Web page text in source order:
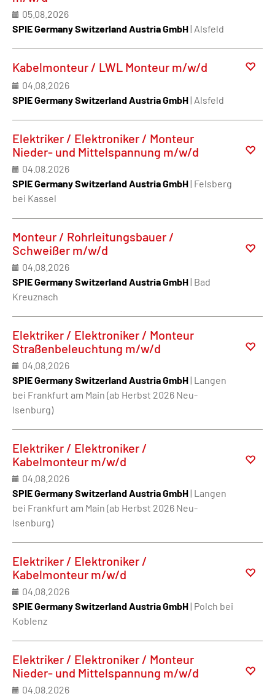
05.08.2026
SPIE Germany Switzerland Austria GmbH| Alsfeld
Kabelmonteur / LWL Monteur m/w/d
04.08.2026
SPIE Germany Switzerland Austria GmbH| Alsfeld
Elektriker / Elektroniker / Monteur
Nieder- und Mittelspannung m/w/d
04.08.2026
SPIE Germany Switzerland Austria GmbH| Felsberg
bei Kassel
Monteur / Rohrleitungsbauer /
Schweißer m/w/d
04.08.2026
SPIE Germany Switzerland Austria GmbH| Bad
Kreuznach
Elektriker / Elektroniker / Monteur
Straßenbeleuchtung m/w/d
04.08.2026
SPIE Germany Switzerland Austria GmbH| Langen
bei Frankfurt am Main (ab Herbst 2026 Neu-
Isenburg)
Elektriker / Elektroniker /
Kabelmonteur m/w/d
04.08.2026
SPIE Germany Switzerland Austria GmbH| Langen
bei Frankfurt am Main (ab Herbst 2026 Neu-
Isenburg)
Elektriker / Elektroniker /
Kabelmonteur m/w/d
04.08.2026
SPIE Germany Switzerland Austria GmbH| Polch bei
Koblenz
Elektriker / Elektroniker / Monteur
Nieder- und Mittelspannung m/w/d
04.08.2026